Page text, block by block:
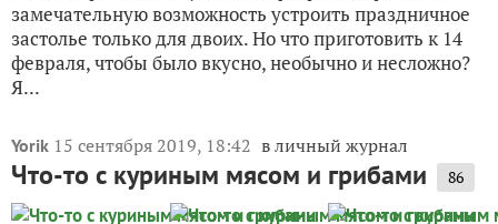
замечательную возможность устроить праздничное
застолье только для двоих. Но что приготовить к 14
февраля, чтобы было вкусно, необычно и несложно?
Я...
Yorik 15 сентября 2019, 18:42 в личный журнал
Что-то с куриным мясом и грибами 86